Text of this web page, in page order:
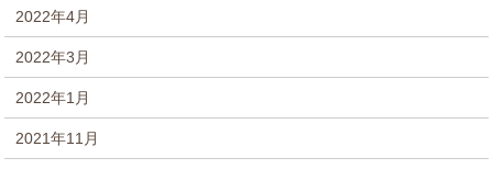
2022年4月
2022年3月
2022年1月
2021年11月